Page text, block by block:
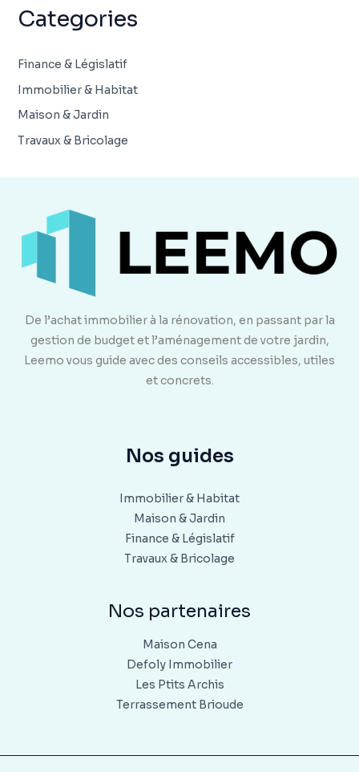
Categories
Finance & Législatif
Immobilier & Habitat
Maison & Jardin
Travaux & Bricolage
De l’achat immobilier à la rénovation, en passant par la
gestion de budget et l’aménagement de votre jardin,
Leemo vous guide avec des conseils accessibles, utiles
et concrets.
Nos guides
Immobilier & Habitat
Maison & Jardin
Finance & Législatif
Travaux & Bricolage
Nos partenaires
Maison Cena
Defoly Immobilier
Les Ptits Archis
Terrassement Brioude